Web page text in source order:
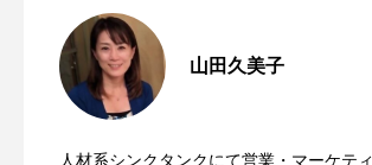
山田久美子
人材系シンクタンクにて営業・マーケテ
2025.09.06
2025.09.05